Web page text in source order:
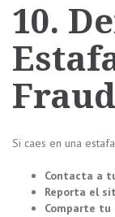
10.
Si caes en una
Contacta a
Reporta el
Comparte tu